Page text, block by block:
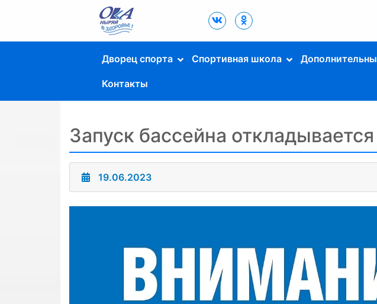
Дворец Спорта
"Ока" г. Пущино
Дворец спорта Спортивная школа
Контакты
Запуск бассейна
19.06.2023